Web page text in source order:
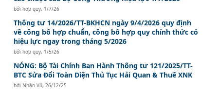
bởihơp quy, 1/7/26
Thông tư 14/2026/TT-BKHCN ngày 9/4/2026 quy định
về công bố hợp chuẩn, công bố hợp quy chính thức có
hiệu lực ngay trong tháng 5/2026
bởihơp quy, 1/5/26
NÓNG: Bộ Tài Chính Ban Hành Thông tư 121/2025/TT-
BTC Sửa Đổi Toàn Diện Thủ Tục Hải Quan & Thuế XNK
bởi Nhân Vũ,26/12/25